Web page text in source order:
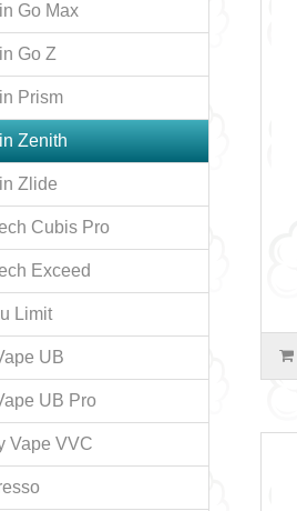
Go Max
Go Z
Prism
Zenith
Zlide
Cubis Pro
Exceed
Limit
UB
UB Pro
Vape VVC